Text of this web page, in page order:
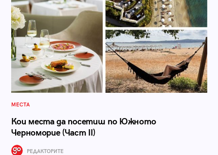
МЕСТА
Кои места да посетиш по Южното
Черноморие (Част II)
РЕДАКТОРИТЕ